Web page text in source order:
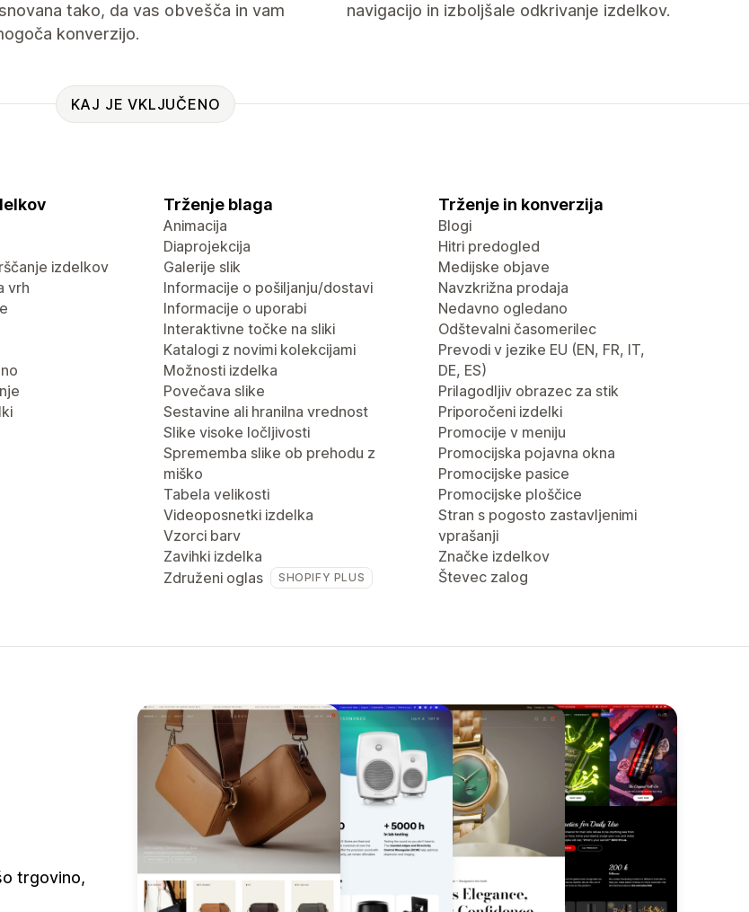
tako, da vas obvešča in vam
konverzijo.
navigacijo in izboljšale odkrivanje izdelkov.
KAJ JE VKLJUČENO
izdelkov
vrh
Trženje blaga
Animacija
Diaprojekcija
Galerije slik
Informacije o pošiljanju/dostavi
Informacije o uporabi
Interaktivne točke na sliki
Katalogi z novimi kolekcijami
Možnosti izdelka
Povečava slike
Sestavine ali hranilna vrednost
Slike visoke ločljivosti
Sprememba slike ob prehodu z
miško
Tabela velikosti
Videoposnetki izdelka
Vzorci barv
Zavihki izdelka
Združeni oglas
SHOPIFY PLUS
Trženje in konverzija
Blogi
Hitri predogled
Medijske objave
Navzkrižna prodaja
Nedavno ogledano
Odštevalni časomerilec
Prevodi v jezike EU (EN, FR, IT,
DE, ES)
Prilagodljiv obrazec za stik
Priporočeni izdelki
Promocije v meniju
Promocijska pojavna okna
Promocijske pasice
Promocijske ploščice
Stran s pogosto zastavljenimi
vprašanji
Značke izdelkov
Števec zalog
trgovino,